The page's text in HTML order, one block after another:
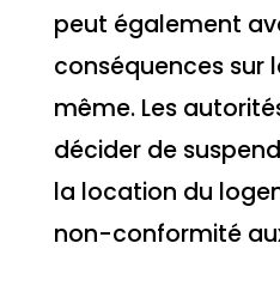
peut également
conséquences sur
même. Les
décider de
la location du
non-conformité